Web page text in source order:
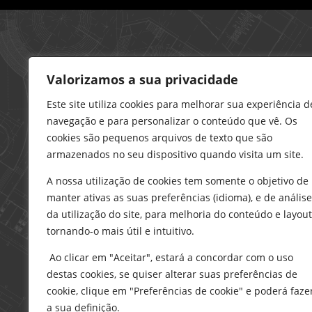
Valorizamos a sua privacidade
Este site utiliza cookies para melhorar sua experiência
navegação e para personalizar o conteúdo que vê. Os
cookies são pequenos arquivos de texto que são
armazenados no seu dispositivo quando visita um site.
A nossa utilização de cookies tem somente o objetivo de
manter ativas as suas preferências (idioma), e de análise
da utilização do site, para melhoria do conteúdo e
tornando-o mais útil e intuitivo.
Ao clicar em "Aceitar", estará a concordar com o uso
destas cookies, se quiser alterar suas preferências de
cookie, clique em "Preferências de cookie" e poderá
a sua definição.
21 296 0195
912 606 251
charneca@delarobia.pt
R. António Andrade, 1116
2820-287 • Charneca da Caparica
Loja – Tires
214 453 329
919 865 192
tires@delarobia.pt
Av. Amália Rodrigues, 190
2785-613 • São Domingos de Rana